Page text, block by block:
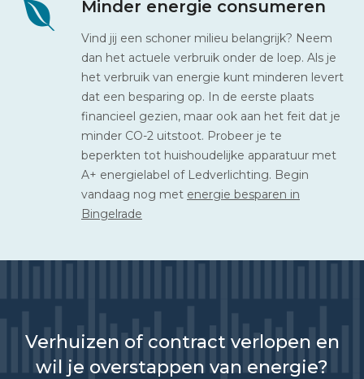
Minder energie consumeren
Vind jij een schoner milieu belangrijk? Neem
dan het actuele verbruik onder de loep. Als je
het verbruik van energie kunt minderen levert
dat een besparing op. In de eerste plaats
financieel gezien, maar ook aan het feit dat je
minder CO-2 uitstoot. Probeer je te
beperkten tot huishoudelijke apparatuur met
A+ energielabel of Ledverlichting. Begin
vandaag nog met energie besparen in
Bingelrade
Verhuizen of contract verlopen en
wil je overstappen van energie?